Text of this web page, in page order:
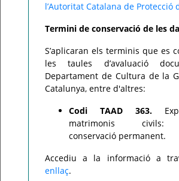
l’Autoritat Catalana de Protecció
Termini de conservació de les
S’aplicaran els terminis que es
les taules d’avaluació
Departament de Cultura de la
Catalunya, entre d'altres:
Codi TAAD 363.
matrimonis civils:
conservació permanent.
Accediu a la informació a
enllaç.